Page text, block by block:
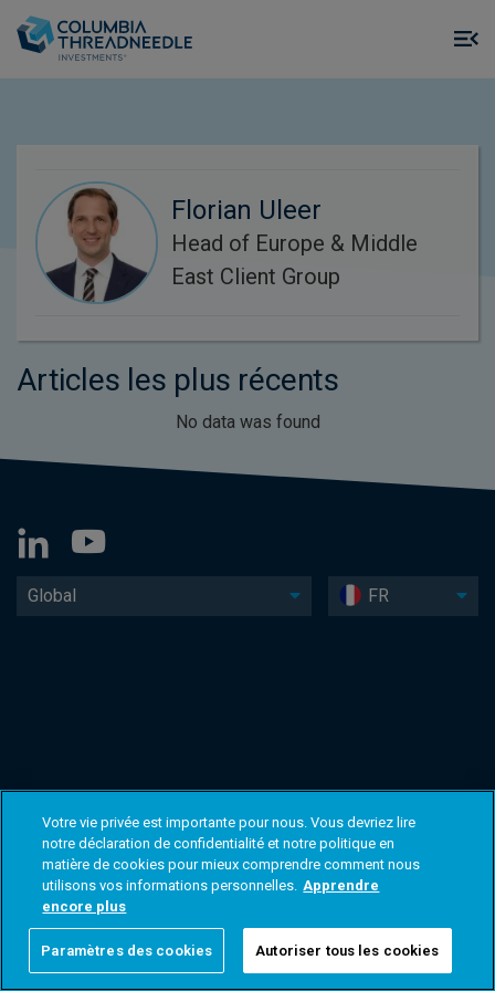
Florian Uleer
Head of Europe & Middle
East Client Group
Articles les plus récents
No data was found
Global FR
Votre vie privée est importante pour nous. Vous devriez lire
notre déclaration de confidentialité et notre politique en
matière de cookies pour mieux comprendre comment nous
utilisons vos informations personnelles. Apprendre
encore plus
Paramètres des cookies Autoriser tous les cookies